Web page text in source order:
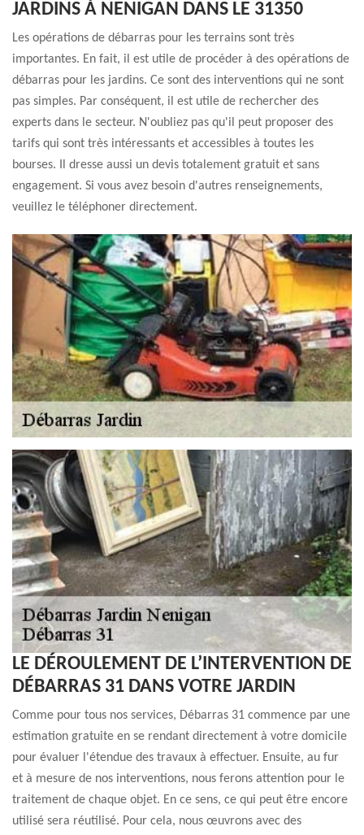
JARDINS À NENIGAN DANS LE 31350
Les opérations de débarras pour les terrains sont très
importantes. En fait, il est utile de procéder à des opérations de
débarras pour les jardins. Ce sont des interventions qui ne sont
pas simples. Par conséquent, il est utile de rechercher des
experts dans le secteur. N'oubliez pas qu'il peut proposer des
tarifs qui sont très intéressants et accessibles à toutes les
bourses. Il dresse aussi un devis totalement gratuit et sans
engagement. Si vous avez besoin d'autres renseignements,
veuillez le téléphoner directement.
LE DÉROULEMENT DE L’INTERVENTION DE
DÉBARRAS 31 DANS VOTRE JARDIN
Comme pour tous nos services, Débarras 31 commence par une
estimation gratuite en se rendant directement à votre domicile
pour évaluer l'étendue des travaux à effectuer. Ensuite, au fur
et à mesure de nos interventions, nous ferons attention pour le
traitement de chaque objet. En ce sens, ce qui peut être encore
utilisé sera réutilisé. Pour cela, nous œuvrons avec des